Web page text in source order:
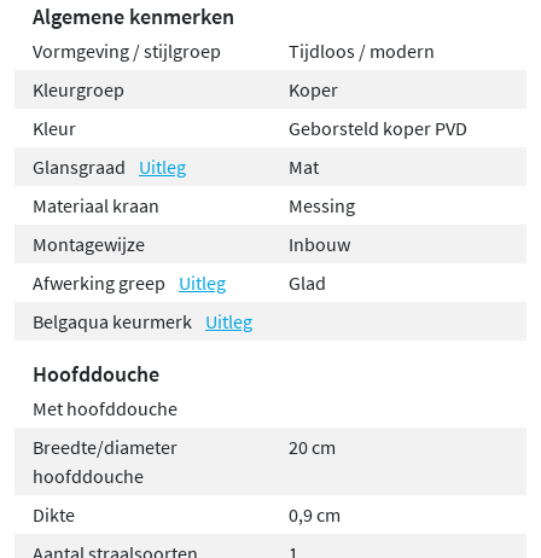
Algemene kenmerken
Vormgeving / stijlgroep
Tijdloos / modern
Kleurgroep
Koper
Kleur
Geborsteld koper PVD
Glansgraad
Uitleg
Mat
Materiaal kraan
Messing
Montagewijze
Inbouw
Afwerking greep
Uitleg
Glad
Belgaqua keurmerk
Uitleg
Hoofddouche
Met hoofddouche
Breedte/diameter
hoofddouche
20 cm
Dikte
0,9 cm
Aantal straalsoorten
1